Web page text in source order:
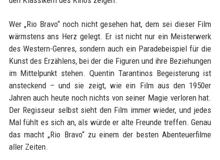
Wer „Rio Bravo“ noch nicht gesehen hat, dem sei dieser Film
wärmstens ans Herz gelegt. Er ist nicht nur ein Meisterwerk
des Western-Genres, sondern auch ein Paradebeispiel für die
Kunst des Erzählens, bei der die Figuren und ihre Beziehungen
im Mittelpunkt stehen. Quentin Tarantinos Begeisterung ist
ansteckend – und sie zeigt, wie ein Film aus den 1950er
Jahren auch heute noch nichts von seiner Magie verloren hat.
Der Regisseur selbst sieht den Film immer wieder, und jedes
Mal fühlt es sich an, als würde er alte Freunde treffen. Genau
das macht „Rio Bravo“ zu einem der besten Abenteuerfilme
aller Zeiten.